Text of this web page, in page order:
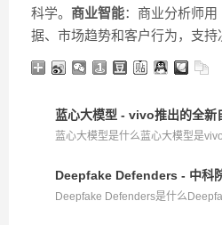
科学。 商业智能：商业分析师
据、市场趋势和客户行为，支持
蓝心大模型 - vivo推出的全新
蓝心大模型是什么蓝心大模型是
Deepfake Defenders - 中科
Deepfake Defenders是什么